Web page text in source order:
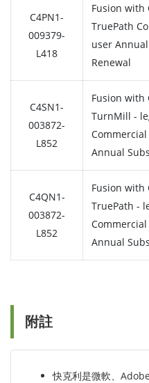
C4PN1-
009379-
L418
Fusion with
TruePath
user
Renewal
C4SN1-
003872-
L852
Fusion with
TurnMill -
Annual
C4QN1-
003872-
L852
Fusion with
TruePath -
Annual
附註
快克利是微軟、